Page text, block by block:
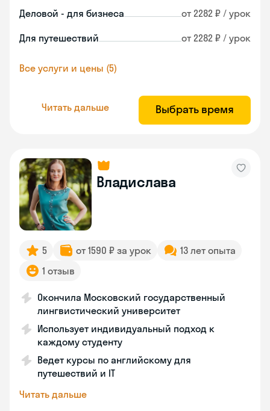
Деловой - для бизнеса от 2282 ₽ / урок
Для путешествий от 2282 ₽ / урок
Все услуги и цены (5)
Читать дальше Выбрать время
Владислава
5 от 1590 ₽ за урок
13 лет опыта
1 отзыв
Окончила Московский государственный
лингвистический университет
Использует индивидуальный подход к
каждому студенту
Ведет курсы по английскому для
путешествий и IT
Читать дальше